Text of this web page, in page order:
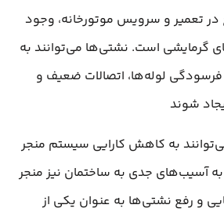
تعمیر و سرویس موتورخانه، وجود
گرمایشی است. نشتی‌ها می‌توانند به
فرسودگی لوله‌ها، اتصالات ضعیف و
شوند
به کاهش کارایی سیستم منجر
آسیب‌های جدی به ساختمان نیز منجر
و رفع نشتی‌ها به عنوان یکی از